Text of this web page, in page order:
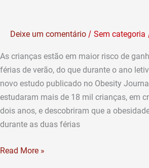
Deixe um comentário / Sem categoria
As crianças estão em maior risco de
férias de verão, do que durante o ano
novo estudo publicado no Obesity
estudaram mais de 18 mil crianças, em
dois anos, e descobriram que a
durante as duas férias
férias
Read More »